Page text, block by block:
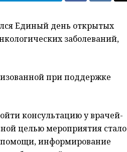
Единый день открытых
заболеваний,
при поддержке
консультацию у врачей-
целью мероприятия стало
информирование